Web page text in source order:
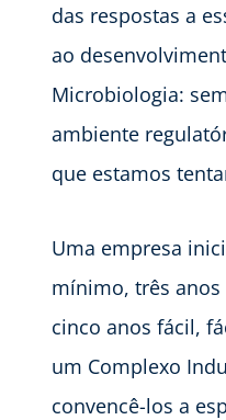
das respostas a
ao
Microbiologia:
ambiente
que estamos
Uma empresa
mínimo, três anos
cinco anos fácil,
um Complexo
convencê-los a